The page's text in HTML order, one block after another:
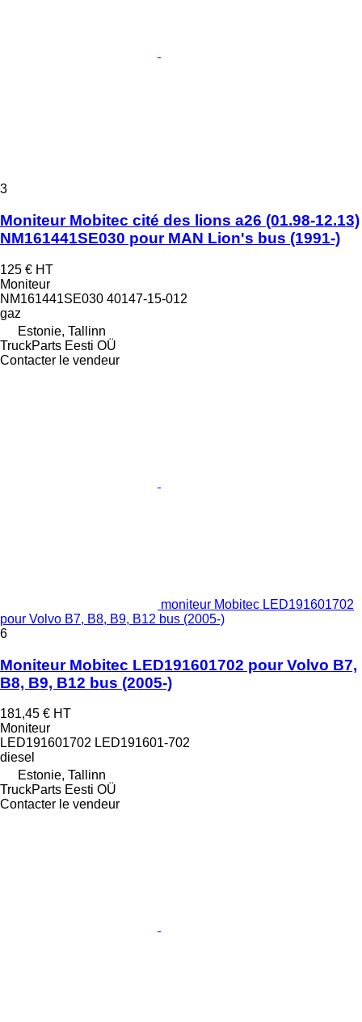
3
Moniteur Mobitec cité des lions a26 (01.98-12.13)
NM161441SE030 pour MAN Lion's bus (1991-)
125 € HT
Moniteur
NM161441SE030 40147-15-012
gaz
Estonie, Tallinn
TruckParts Eesti OÜ
Contacter le vendeur
moniteur Mobitec LED191601702
pour Volvo B7, B8, B9, B12 bus (2005-)
6
Moniteur Mobitec LED191601702 pour Volvo B7,
B8, B9, B12 bus (2005-)
181,45 € HT
Moniteur
LED191601702 LED191601-702
diesel
Estonie, Tallinn
TruckParts Eesti OÜ
Contacter le vendeur